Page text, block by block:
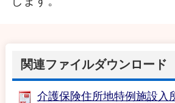
関連ファイルダウンロード
介護保険住所地特例施設入